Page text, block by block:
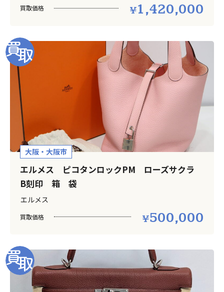
買取価格 1,420,000
大阪・大阪市
エルメス ピコタンロックPM ローズサクラ
B刻印 箱 袋
エルメス
買取価格 500,000